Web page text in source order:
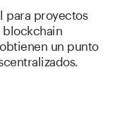
para proyectos
blockchain
un punto